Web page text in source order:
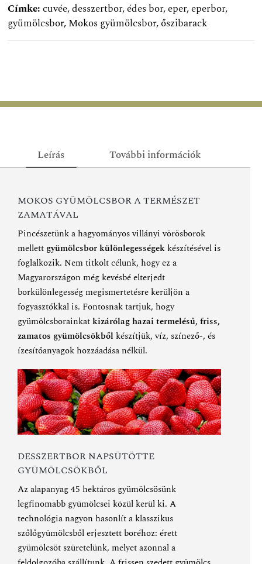
Címke:cuvée,desszertbor,édes bor,eper,eperbor,
gyümölcsbor,Mokos gyümölcsbor,őszibarack
Leírás További információk
MOKOS GYÜMÖLCSBOR A TERMÉSZET
ZAMATÁVAL
Pincészetünk a hagyományos villányi vörösborok
mellett gyümölcsbor különlegességek készítésével is
foglalkozik. Nem titkolt célunk, hogy ez a
Magyarországon még kevésbé elterjedt
borkülönlegesség megismertetésre kerüljön a
fogyasztókkal is. Fontosnak tartjuk, hogy
gyümölcsborainkatkizárólag hazai termelésű, friss,
zamatos gyümölcsökből készítjük, víz, színező-, és
ízesítőanyagok hozzáadása nélkül.
DESSZERTBOR NAPSÜTÖTTE
GYÜMÖLCSÖKBŐL
Az alapanyag 45 hektáros gyümölcsösünk
legfinomabb gyümölcsei közül kerül ki. A
technológia nagyon hasonlít a klasszikus
szőlőgyümölcsből erjesztett boréhoz: érett
gyümölcsöt szüretelünk, melyet azonnal a